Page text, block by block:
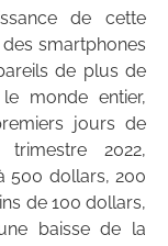
de cette
smartphones
de plus de
monde entier,
jours de
2022,
500 dollars, 200
de 100 dollars,
baisse de la